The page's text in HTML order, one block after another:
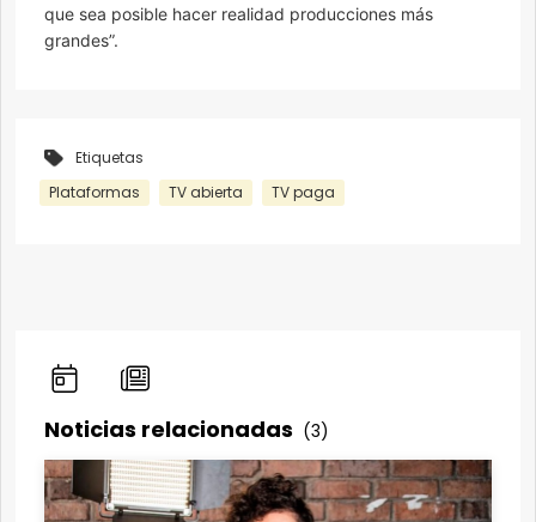
que sea posible hacer realidad producciones más
grandes”.
Etiquetas
Plataformas
TV abierta TV paga
Noticias relacionadas (3)